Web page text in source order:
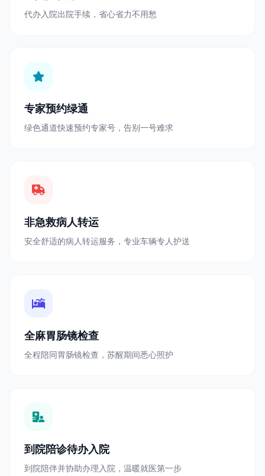
代办入院出院手续，省心省力不用愁
专家预约绿通
绿色通道快速预约专家号，告别一号难求
非急救病人转运
安全舒适的病人转运服务，专业车辆专人护送
全麻胃肠镜检查
全程陪同胃肠镜检查，苏醒期间悉心照护
到院陪诊待办入院
到院陪伴并协助办理入院，温暖就医第一步